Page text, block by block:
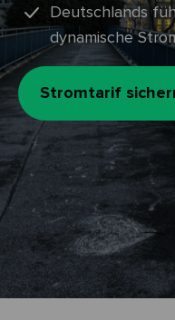
Deutschlands
dynamische
Stromtarif